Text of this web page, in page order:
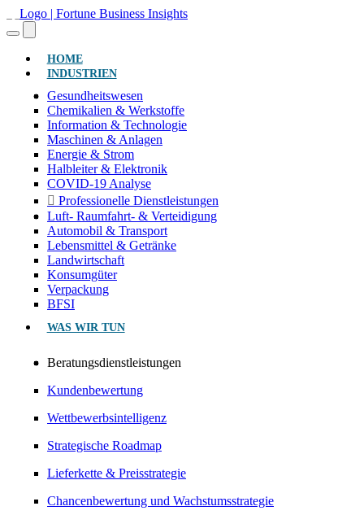
HOME(AKTUELL)
INDUSTRIEN
Gesundheitswesen
Chemikalien & Werkstoffe
Information & Technologie
Maschinen & Anlagen
Energie & Strom
Halbleiter & Elektronik
COVID-19 Analyse
Professionelle Dienstleistungen
Luft- Raumfahrt- & Verteidigung
Automobil & Transport
Lebensmittel & Getränke
Landwirtschaft
Konsumgüter
Verpackung
BFSI
WAS WIR TUN
Beratungsdienstleistungen
Kundenbewertung
Wettbewerbsintelligenz
Strategische Roadmap
Lieferkette & Preisstrategie
Chancenbewertung und Wachstumsstrategie